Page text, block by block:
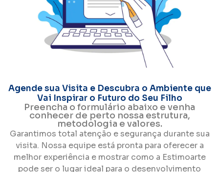
Agende sua Visita e Descubra o Ambiente que
Vai Inspirar o Futuro do Seu Filho
Preencha o formulário abaixo e venha
conhecer de perto nossa estrutura,
metodologia e valores.
Garantimos total atenção e segurança durante sua
visita. Nossa equipe está pronta para oferecer a
melhor experiência e mostrar como a Estimoarte
pode ser o lugar ideal para o desenvolvimento